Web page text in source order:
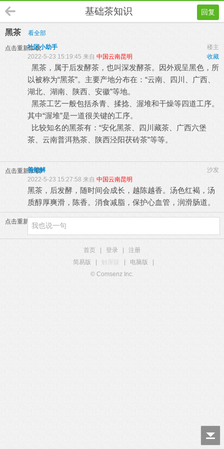
回复
基础茶知识
黑茶 看全部
点击重新加载 楼主
社区小助手
收藏
2022-5-23 15:19:45 来自 中国云南昆明
黑茶，属于后发酵茶，也叫深发酵茶。因外观呈黑色，所
以被称为“黑茶”。主要产地分布在：“云南、四川、广西、
湖北、湖南、陕西、安徽”等地。
黑茶工艺一般包括杀青、揉捻、渥堆和干燥等四道工序。
其中“渥堆”是一道很关键的工序。
比较知名的黑茶有：“安化黑茶、四川藏茶、广西六堡
茶、云南普洱熟茶、陕西泾阳茯砖茶”等等。
点击重新加载 沙发
善能解
2022-5-23 15:27:58 来自 中国云南昆明
黑茶，后发酵，随时间会成长，越陈越香。汤色红褐，汤
质醇厚爽滑，陈香。消食减脂，保护心血管，润滑肠道。
点击重新加载
首页 登录
注册
简易版
触屏版 电脑版
© Comsenz Inc.